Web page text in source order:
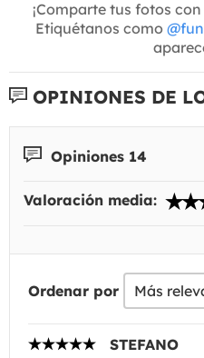
¡Comparte tus fotos
Etiquétanos como
OPINIONES DE
Opiniones 14
Valoración media:
Ordenar por
STEFANO